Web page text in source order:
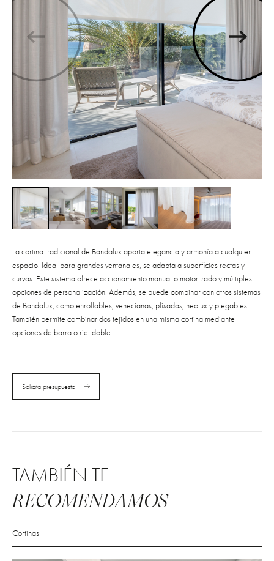
La cortina tradicional de Bandalux aporta elegancia y armonía a cualquier
espacio. Ideal para grandes ventanales, se adapta a superficies rectas y
curvas. Este sistema ofrece accionamiento manual o motorizado y múltiples
opciones de personalización. Además, se puede combinar con otros sistemas
de Bandalux, como enrollables, venecianas, plisadas, neolux y plegables.
También permite combinar dos tejidos en una misma cortina mediante
opciones de barra o riel doble.
Solicita presupuesto
TAMBIÉN TE
RECOMENDAMOS
Cortinas